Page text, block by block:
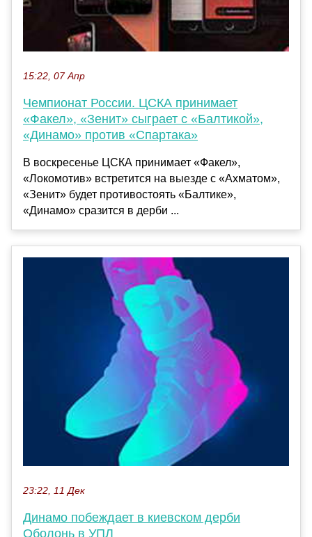
15:22, 07 Апр
Чемпионат России. ЦСКА принимает
«Факел», «Зенит» сыграет с «Балтикой»,
«Динамо» против «Спартака»
В воскресенье ЦСКА принимает «Факел»,
«Локомотив» встретится на выезде с «Ахматом»,
«Зенит» будет противостоять «Балтике»,
«Динамо» сразится в дерби ...
23:22, 11 Дек
Динамо побеждает в киевском дерби
Оболонь в УПЛ